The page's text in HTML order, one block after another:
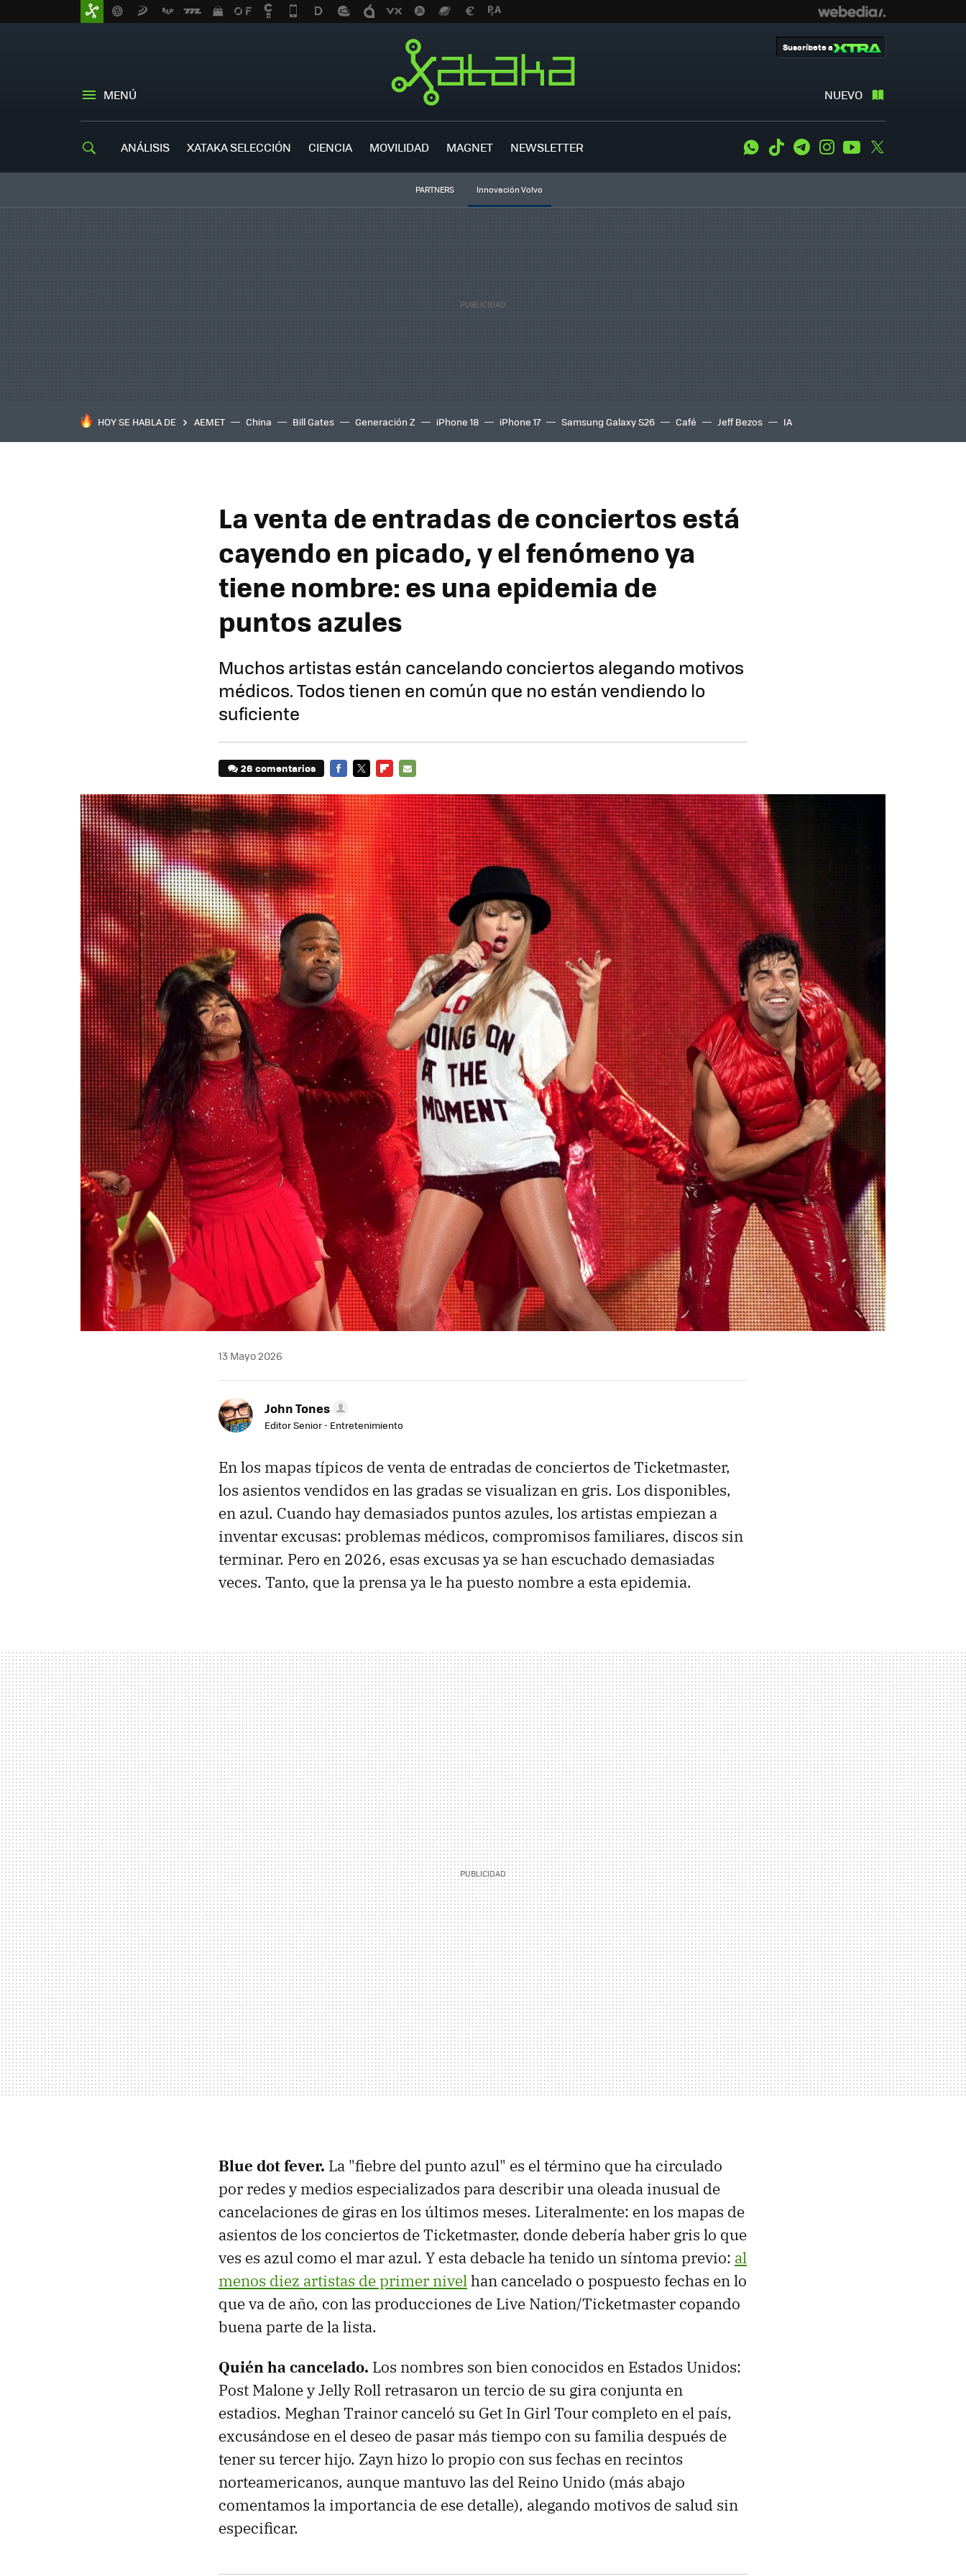
MENÚ NUEVO
Suscríbete a
ANÁLISIS XATAKA SELECCIÓN CIENCIA MOVILIDAD MAGNET NEWSLETTER WhatsApp
Tiktok TelegramInstagramYoutube
PARTNERS Innovación Volvo
HOY SE HABLA DE AEMET China Bill Gates Generación Z iPhone 18 iPhone 17 Samsung Galaxy S26 Café Jeff Bezos IA
La venta de entradas de conciertos está
cayendo en picado, y el fenómeno ya
tiene nombre: es una epidemia de
puntos azules
Muchos artistas están cancelando conciertos alegando motivos
médicos. Todos tienen en común que no están vendiendo lo
suficiente
26 comentarios
MAIL
13 Mayo 2026
John Tones
Editor Senior - Entretenimiento
En los mapas típicos de venta de entradas de conciertos de Ticketmaster,
los asientos vendidos en las gradas se visualizan en gris. Los disponibles,
en azul. Cuando hay demasiados puntos azules, los artistas empiezan a
inventar excusas: problemas médicos, compromisos familiares, discos sin
terminar. Pero en 2026, esas excusas ya se han escuchado demasiadas
veces. Tanto, que la prensa ya le ha puesto nombre a esta epidemia.
Blue dot fever. La "fiebre del punto azul" es el término que ha circulado
por redes y medios especializados para describir una oleada inusual de
cancelaciones de giras en los últimos meses. Literalmente: en los mapas de
asientos de los conciertos de Ticketmaster, donde debería haber gris lo que
ves es azul como el mar azul. Y esta debacle ha tenido un síntoma previo: al
menos diez artistas de primer nivelhan cancelado o pospuesto fechas en lo
que va de año, con las producciones de Live Nation/Ticketmaster copando
buena parte de la lista.
Quién ha cancelado. Los nombres son bien conocidos en Estados Unidos:
Post Malone y Jelly Roll retrasaron un tercio de su gira conjunta en
estadios. Meghan Trainor canceló su Get In Girl Tour completo en el país,
excusándose en el deseo de pasar más tiempo con su familia después de
tener su tercer hijo. Zayn hizo lo propio con sus fechas en recintos
norteamericanos, aunque mantuvo las del Reino Unido (más abajo
comentamos la importancia de ese detalle), alegando motivos de salud sin
especificar.